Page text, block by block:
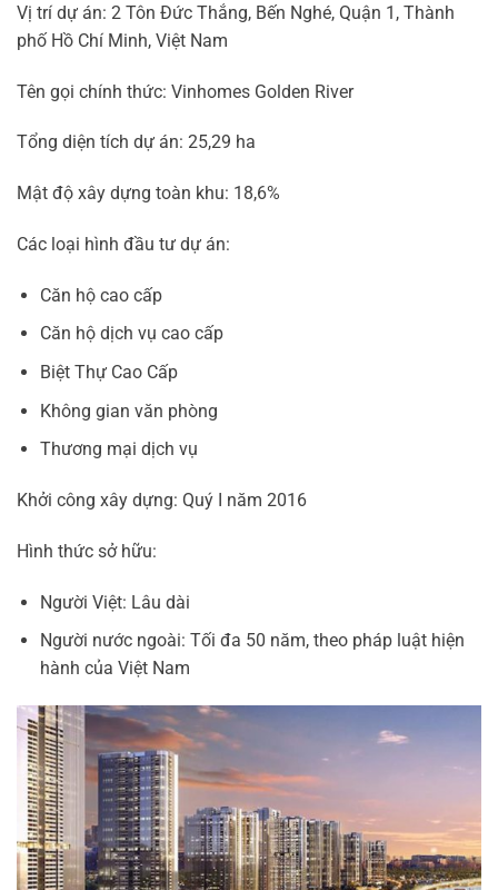
Vị trí dự án: 2 Tôn Đức Thắng, Bến Nghé, Quận 1, Thành
phố Hồ Chí Minh, Việt Nam
Tên gọi chính thức: Vinhomes Golden River
Tổng diện tích dự án: 25,29 ha
Mật độ xây dựng toàn khu: 18,6%
Các loại hình đầu tư dự án:
Căn hộ cao cấp
Căn hộ dịch vụ cao cấp
Biệt Thự Cao Cấp
Không gian văn phòng
Thương mại dịch vụ
Khởi công xây dựng: Quý I năm 2016
Hình thức sở hữu:
Người Việt: Lâu dài
Người nước ngoài: Tối đa 50 năm, theo pháp luật hiện
hành của Việt Nam